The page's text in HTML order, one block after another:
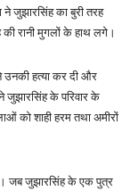
जुझारसिंह का बुरी तरह
रानी मुगलों के हाथ लगे।
हत्या कर दी और
के परिवार के
को शाही हरम तथा अमीरों
जब जुझारसिंह के एक पुत्र